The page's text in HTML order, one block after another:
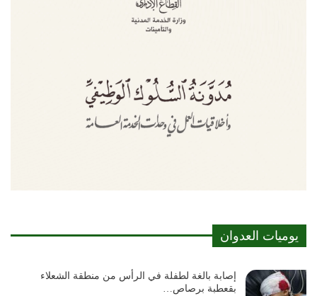
يوميات العدوان
إصابة بالغة لطفلة في الرأس من منطقة الشعلاء
بقعطبة برصاص…